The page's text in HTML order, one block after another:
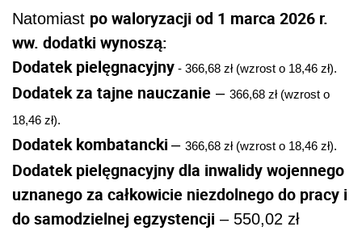
Natomiast po waloryzacji od 1 marca 2026 r.
ww. dodatki wynoszą:
Dodatek pielęgnacyjny - 366,68 zł (wzrost o 18,46 zł).
Dodatek za tajne nauczanie – 366,68 zł (wzrost o
18,46 zł).
Dodatek kombatancki – 366,68 zł (wzrost o 18,46 zł).
Dodatek pielęgnacyjny dla inwalidy wojennego
uznanego za całkowicie niezdolnego do pracy i
do samodzielnej egzystencji – 550,02 zł